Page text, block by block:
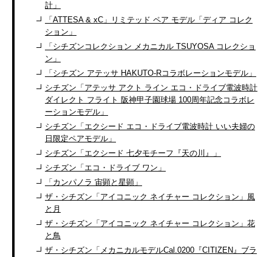
計」
「ATTESA & xC」リミテッド ペア モデル「ディア コレク
ション」
「シチズンコレクション メカニカル TSUYOSA コレクショ
ン」
「シチズン アテッサ HAKUTO-Rコラボレーションモデル」
シチズン「アテッサ アクト ライン エコ・ドライブ電波時計
ダイレクト フライト 阪神甲子園球場 100周年記念コラボレ
ーションモデル」
シチズン「エクシード エコ・ドライブ電波時計 いい夫婦の
日限定ペアモデル」
シチズン「エクシード 七夕モチーフ『天の川』」
シチズン「エコ・ドライブ ワン」
「カンパノラ 宙顕と星顕」
ザ・シチズン「アイコニック ネイチャー コレクション」風
と月
ザ・シチズン「アイコニック ネイチャー コレクション」花
と鳥
ザ・シチズン「メカニカルモデルCal.0200『CITIZEN』ブラ